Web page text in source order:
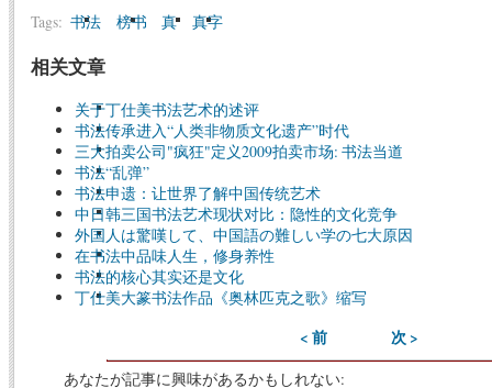
Tags: 书法 榜书 真 真字
相关文章
关于丁仕美书法艺术的述评
书法传承进入“人类非物质文化遗产”时代
三大拍卖公司"疯狂"定义2009拍卖市场: 书法当道
书法“乱弹”
书法申遗：让世界了解中国传统艺术
中日韩三国书法艺术现状对比：隐性的文化竞争
外国人は驚嘆して、中国語の難しい学の七大原因
在书法中品味人生，修身养性
书法的核心其实还是文化
丁仕美大篆书法作品《奥林匹克之歌》缩写
< 前 次 >
あなたが記事に興味があるかもしれない: